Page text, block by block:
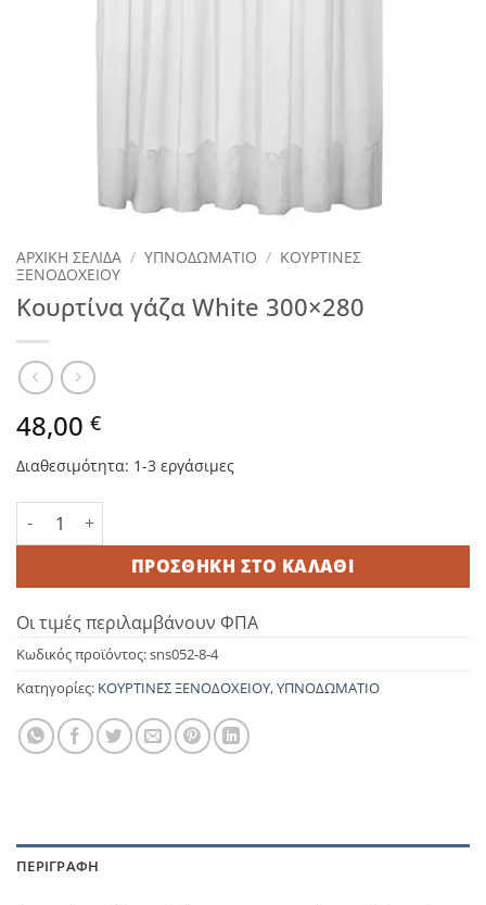
ΑΡΧΙΚΉ ΣΕΛΊΔΑ / ΥΠΝΟΔΩΜΑΤΙΟ / ΚΟΥΡΤΙΝΕΣ
ΞΕΝΟΔΟΧΕΙΟΥ
Κουρτίνα γάζα White 300×280
48,00 €
Διαθεσιμότητα: 1-3 εργάσιμες
Κουρτίνα γάζα White 300×280 ποσότητα
ΠΡΟΣΘΉΚΗ ΣΤΟ ΚΑΛΆΘΙ
Οι τιμές περιλαμβάνουν ΦΠΑ
Κωδικός προϊόντος:sns052-8-4
Κατηγορίες: ΚΟΥΡΤΙΝΕΣ ΞΕΝΟΔΟΧΕΙΟΥ,ΥΠΝΟΔΩΜΑΤΙΟ
ΠΕΡΙΓΡΑΦΉ